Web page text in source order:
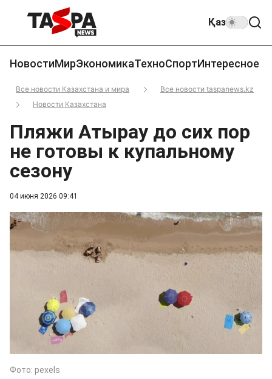
Қаз
НовостиМирЭкономикаТехноСпортИнтересное
Все новости Казахстана и мира
Все новости taspanews.kz
Новости Казахстана
04 июня 2026 09:41
Пляжи Атырау до сих пор
не готовы к купальному
сезону
Фото: pexels